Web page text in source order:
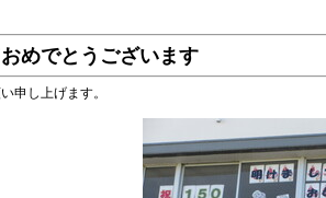
めでとうございます
申し上げます。